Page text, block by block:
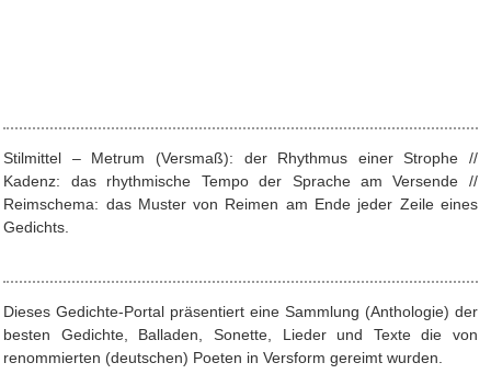
Stilmittel – Metrum (Versmaß): der Rhythmus einer Strophe //
Kadenz: das rhythmische Tempo der Sprache am Versende //
Reimschema: das Muster von Reimen am Ende jeder Zeile eines
Gedichts.
Dieses Gedichte-Portal präsentiert eine Sammlung (Anthologie) der
besten Gedichte, Balladen, Sonette, Lieder und Texte die von
renommierten (deutschen) Poeten in Versform gereimt wurden.